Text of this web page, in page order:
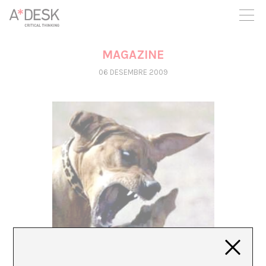
seguim necessitant-te per a poder seguir endavant. Ara pots
participar del projecte i recolzar-lo.
MAGAZINE
06 DESEMBRE 2009